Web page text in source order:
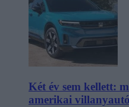
Két év sem kellett:
amerikai